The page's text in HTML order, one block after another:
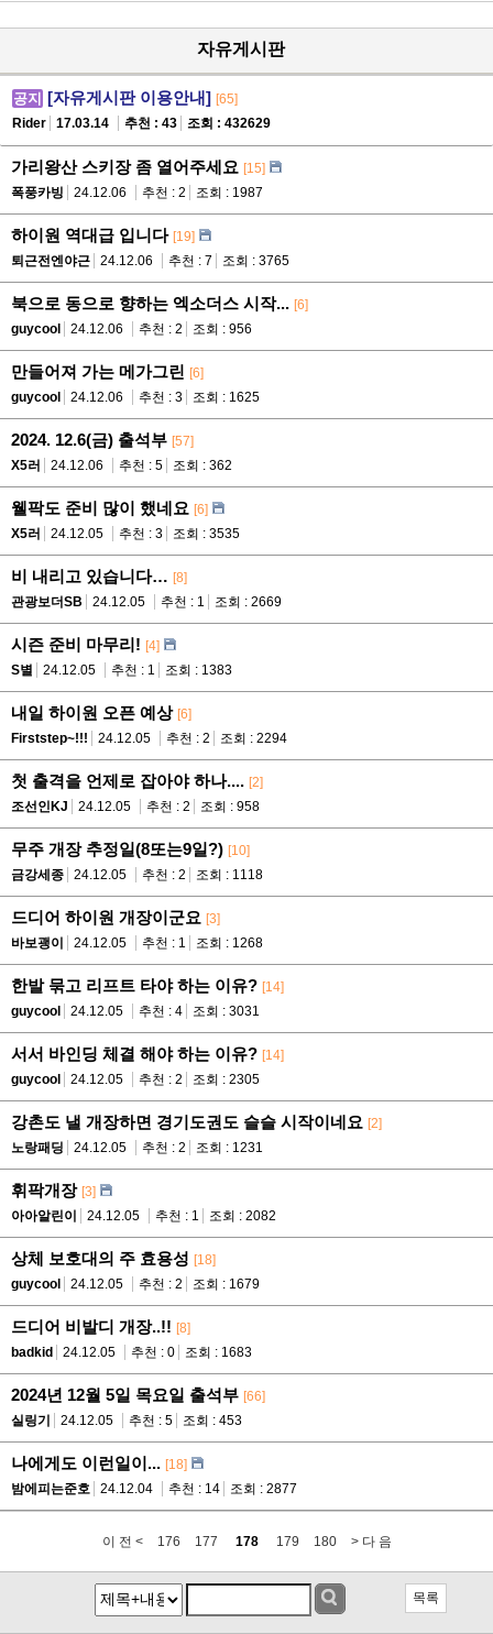
자유게시판
공지 [자유게시판 이용안내] [65]
Rider
17.03.14 추천 : 43 조회 : 432629
가리왕산 스키장 좀 열어주세요 [15]
폭풍카빙
24.12.06 추천 : 2 조회 : 1987
하이원 역대급 입니다 [19]
퇴근전엔야근
24.12.06 추천 : 7 조회 : 3765
북으로 동으로 향하는 엑소더스 시작... [6]
guycool
24.12.06 추천 : 2 조회 : 956
만들어져 가는 메가그린 [6]
guycool
24.12.06 추천 : 3 조회 : 1625
2024. 12.6(금) 출석부 [57]
X5러
24.12.06 추천 : 5 조회 : 362
웰팍도 준비 많이 했네요 [6]
X5러
24.12.05 추천 : 3 조회 : 3535
비 내리고 있습니다… [8]
관광보더SB
24.12.05 추천 : 1 조회 : 2669
시즌 준비 마무리! [4]
S별
24.12.05 추천 : 1 조회 : 1383
내일 하이원 오픈 예상 [6]
Firststep~!!!
24.12.05 추천 : 2 조회 : 2294
첫 출격을 언제로 잡아야 하나.... [2]
조선인KJ
24.12.05 추천 : 2 조회 : 958
무주 개장 추정일(8또는9일?) [10]
금강세종
24.12.05 추천 : 2 조회 : 1118
드디어 하이원 개장이군요 [3]
바보괭이
24.12.05 추천 : 1 조회 : 1268
한발 묶고 리프트 타야 하는 이유? [14]
guycool
24.12.05 추천 : 4 조회 : 3031
서서 바인딩 체결 해야 하는 이유? [14]
guycool
24.12.05 추천 : 2 조회 : 2305
강촌도 낼 개장하면 경기도권도 슬슬 시작이네요 [2]
노랑패딩
24.12.05 추천 : 2 조회 : 1231
휘팍개장 [3]
아아알린이
24.12.05 추천 : 1 조회 : 2082
상체 보호대의 주 효용성 [18]
guycool
24.12.05 추천 : 2 조회 : 1679
드디어 비발디 개장..!! [8]
badkid
24.12.05 추천 : 0 조회 : 1683
2024년 12월 5일 목요일 출석부 [66]
실링기
24.12.05 추천 : 5 조회 : 453
나에게도 이런일이... [18]
밤에피는준호
24.12.04 추천 : 14 조회 : 2877
이 전 < 176 177 178 179 180 > 다 음
목록